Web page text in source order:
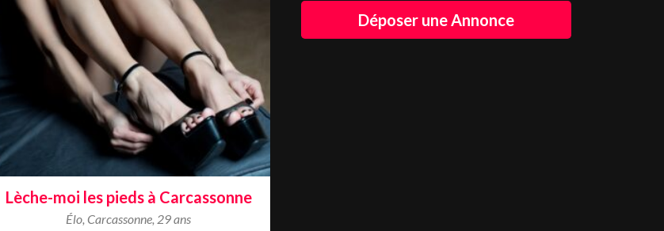
Lèche-moi les pieds à Carcassonne
Élo,Carcassonne, 29 ans
Déposer une Annonce